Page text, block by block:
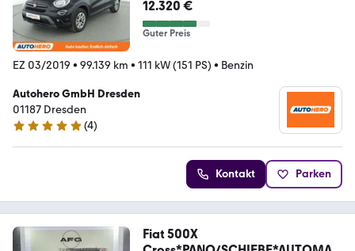
12.320 €
Guter Preis
EZ 03/2019 • 99.139 km • 111 kW (151 PS) • Benzin
Autohero GmbH Dresden
01187 Dresden
5 Sterne
(4)
Kontakt Parken
Fiat 500X